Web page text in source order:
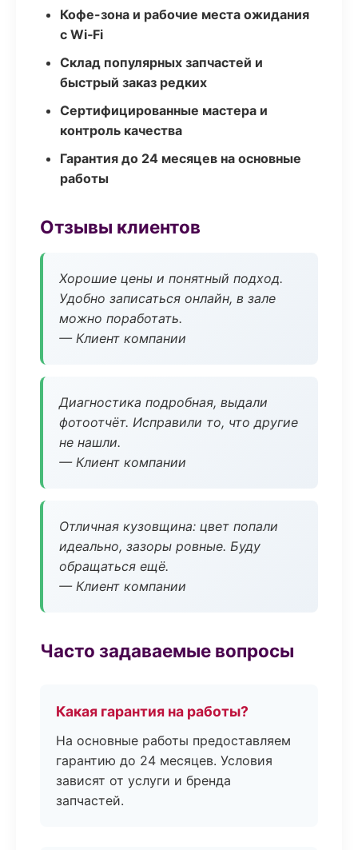
Кофе-зона и рабочие места ожидания
с Wi‑Fi
Склад популярных запчастей и
быстрый заказ редких
Сертифицированные мастера и
контроль качества
Гарантия до 24 месяцев на основные
работы
Отзывы клиентов
Хорошие цены и понятный подход.
Удобно записаться онлайн, в зале
можно поработать.
— Клиент компании
Диагностика подробная, выдали
фотоотчёт. Исправили то, что другие
не нашли.
— Клиент компании
Отличная кузовщина: цвет попали
идеально, зазоры ровные. Буду
обращаться ещё.
— Клиент компании
Часто задаваемые вопросы
Какая гарантия на работы?
На основные работы предоставляем
гарантию до 24 месяцев. Условия
зависят от услуги и бренда
запчастей.